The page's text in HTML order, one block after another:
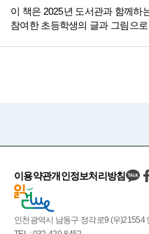
이 책은 2025년 도서관과 함께하
참여한 초등학생의 글과 그림으
인천광역시 남동구 정각로9 (우)21554
이용약관개인정보처리방침